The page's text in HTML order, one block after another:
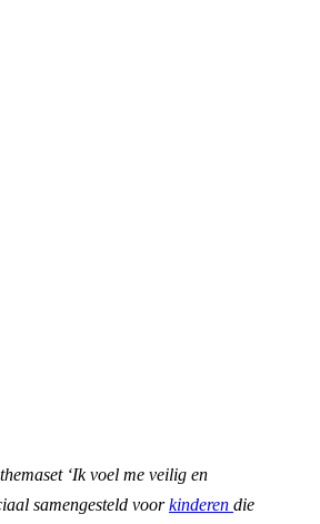
‘Ik voel me veilig en
samengesteld voorkinderen die